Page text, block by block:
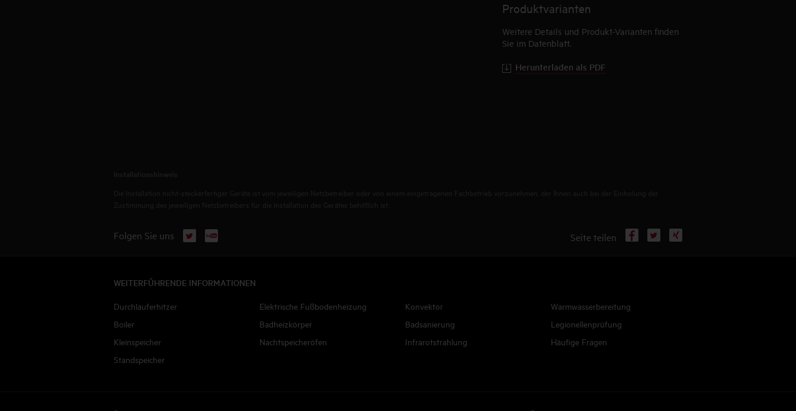
Produktvarianten
Weitere Details und Produkt-Varianten finden
Sie im Datenblatt.
Herunterladen als PDF
Folgen Sie uns X YouTube Seite teilen Facebook
WEITERFÜHRENDE INFORMATIONEN
Durchlauferhitzer
Boiler
Kleinspeicher
Standspeicher
Elektrische Fußbodenheizung
Badheizkörper
Nachtspeicheröfen
Konvektor
Badsanierung
Infrarotstrahlung
Warmwasserbereitung
Legionellenprüfung
Häufige Fragen